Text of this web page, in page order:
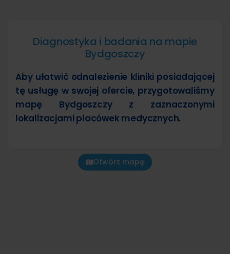
Diagnostyka i badania na mapie
Bydgoszczy
Aby ułatwić odnalezienie kliniki posiadającej
tę usługę w swojej ofercie, przygotowaliśmy
mapę Bydgoszczy z zaznaczonymi
lokalizacjami placówek medycznych.
Otwórz mapę